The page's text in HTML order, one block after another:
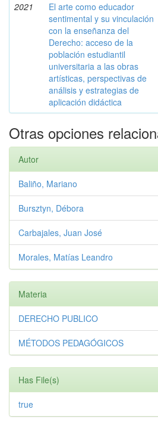
2021
El arte como educador
sentimental y su vinculación
con la enseñanza del
Derecho: acceso de la
población estudiantil
universitaria a las obras
artísticas, perspectivas de
análisis y estrategias de
aplicación didáctica
Otras opciones
Autor
Baliño, Mariano
Bursztyn, Débora
Carbajales, Juan José
Morales, Matías Leandro
Materia
DERECHO PUBLICO
MÉTODOS PEDAGÓGICOS
Has File(s)
true